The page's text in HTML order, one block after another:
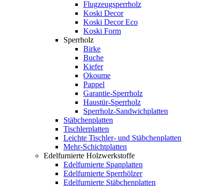
Flugzeugsperrholz
Koski Decor
Koski Decor Eco
Koski Form
Sperrholz
Birke
Buche
Kiefer
Okoume
Pappel
Garantie-Sperrholz
Haustür-Sperrholz
Sperrholz-Sandwichplatten
Stäbchenplatten
Tischlerplatten
Leichte Tischler- und Stäbchenplatten
Mehr-Schichtplatten
Edelfurnierte Holzwerkstoffe
Edelfurnierte Spanplatten
Edelfurnierte Sperrhölzer
Edelfurnierte Stäbchenplatten